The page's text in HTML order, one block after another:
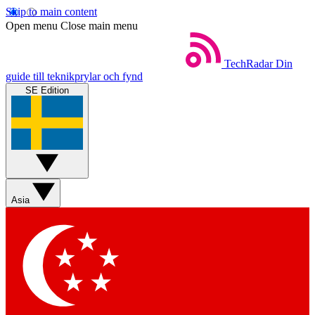
Skip to main content
Open menu Close main menu
TechRadar Din
guide till teknikprylar och fynd
SE Edition
Asia